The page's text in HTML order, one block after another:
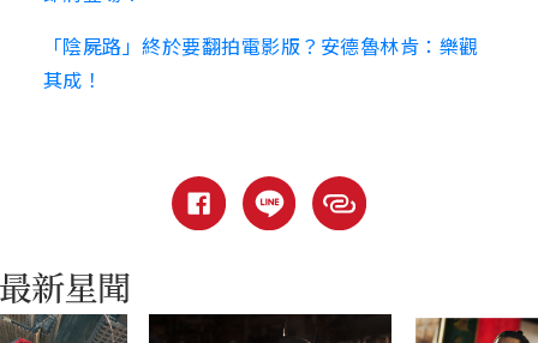
「陰屍路」終於要翻拍電影版？安德魯林肯：樂觀
其成！